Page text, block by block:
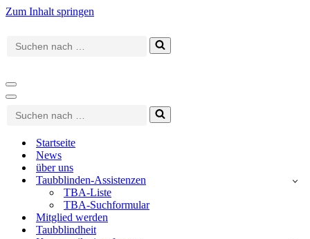
Zum Inhalt springen
Suchen
nach …
Navigationsmenü
Navigationsmenü
Suchen
nach …
Startseite
News
über uns
Taubblinden-Assistenzen
TBA-Liste
TBA-Suchformular
Mitglied werden
Taubblindheit